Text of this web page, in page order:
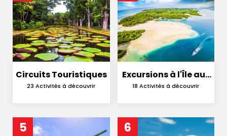
Circuits Touristiques
23 Activités à découvrir
Excursions à l'Île aux
Cerfs
18 Activités à découvrir
5 6